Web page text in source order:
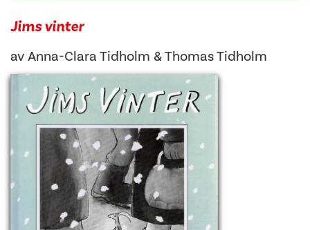
Jims vinter
av Anna-Clara Tidholm &Thomas Tidholm